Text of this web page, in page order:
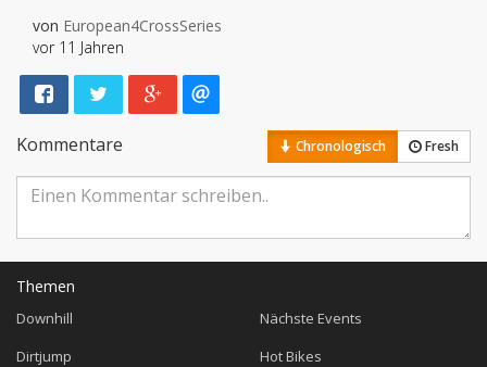
von European4CrossSeries
vor 11 Jahren
Kommentare Chronologisch Fresh
Themen
Downhill
Dirtjump
Nächste Events
Hot Bikes